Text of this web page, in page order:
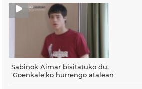
Sabinok Aimar bisitatuko du,
'Goenkale'ko hurrengo atalean